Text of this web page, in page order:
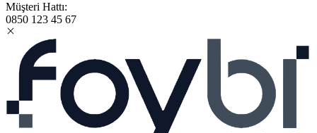
Müşteri Hattı:
0850 123 45 67